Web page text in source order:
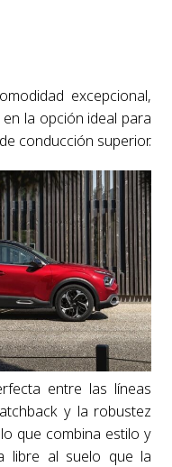
excepcional,
la opción ideal para
conducción superior.
entre las líneas
y la robustez
que combina estilo y
libre al suelo que la